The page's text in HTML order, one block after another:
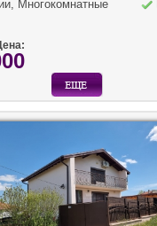
Многокомнатные